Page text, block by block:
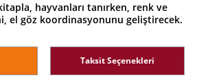
hayvanları tanırken, renk ve
el göz koordinasyonunu geliştirecek.
Taksit Seçenekleri